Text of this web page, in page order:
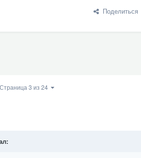
Поделиться
Страница 3 из 24